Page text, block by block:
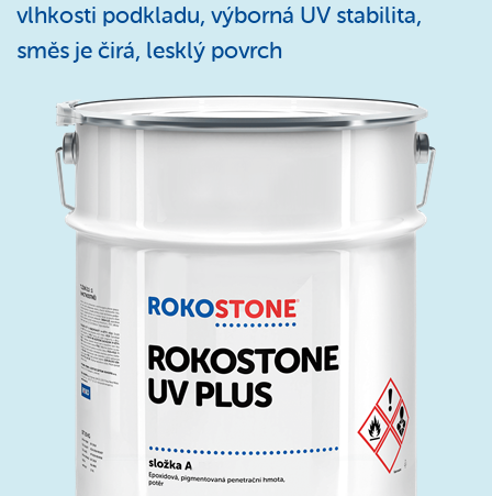
vlhkosti podkladu, výborná UV stabilita,
směs je čirá, lesklý povrch